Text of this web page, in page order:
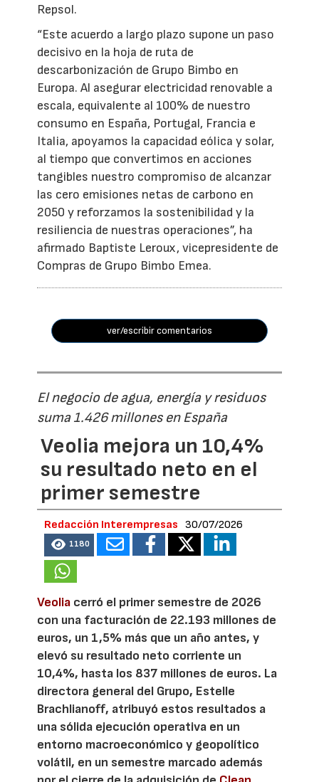
Repsol.
“Este acuerdo a largo plazo supone un paso
decisivo en la hoja de ruta de
descarbonización de Grupo Bimbo en
Europa. Al asegurar electricidad renovable a
escala, equivalente al 100% de nuestro
consumo en España, Portugal, Francia e
Italia, apoyamos la capacidad eólica y solar,
al tiempo que convertimos en acciones
tangibles nuestro compromiso de alcanzar
las cero emisiones netas de carbono en
2050 y reforzamos la sostenibilidad y la
resiliencia de nuestras operaciones”, ha
afirmado Baptiste Leroux, vicepresidente de
Compras de Grupo Bimbo Emea.
ver/escribir comentarios
El negocio de agua, energía y residuos
suma 1.426 millones en España
Veolia mejora un 10,4%
su resultado neto en el
primer semestre
Redacción Interempresas 30/07/2026
1180
Veolia cerró el primer semestre de 2026
con una facturación de 22.193 millones de
euros, un 1,5% más que un año antes, y
elevó su resultado neto corriente un
10,4%, hasta los 837 millones de euros. La
directora general del Grupo, Estelle
Brachlianoff, atribuyó estos resultados a
una sólida ejecución operativa en un
entorno macroeconómico y geopolítico
volátil, en un semestre marcado además